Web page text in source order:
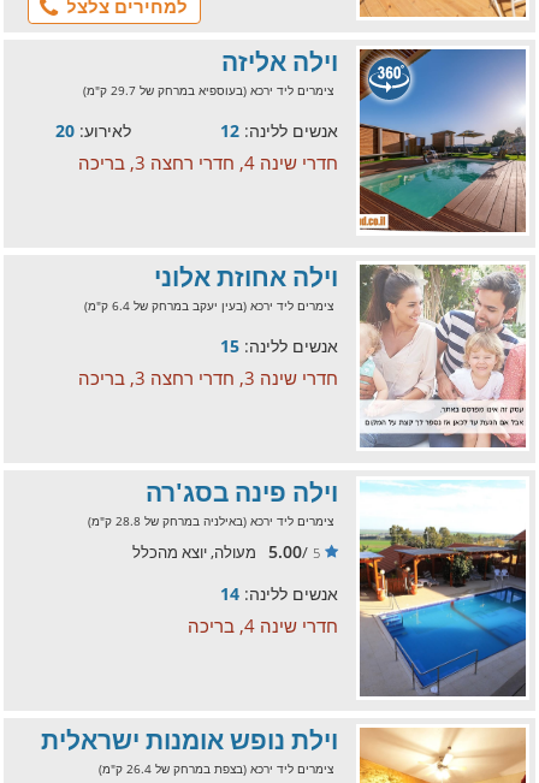
למחירים צלצל
וילה אליזה
צימרים ליד ירכא (בעוספיא במרחק של 29.7 ק"מ)
אנשים ללינה: 12 לאירוע: 20
חדרי שינה 4, חדרי רחצה 3, בריכה
וילה אחוזת אלוני
צימרים ליד ירכא (בעין יעקב במרחק של 6.4 ק"מ)
אנשים ללינה: 15
חדרי שינה 3, חדרי רחצה 3, בריכה
וילה פינה בסג'רה
צימרים ליד ירכא (באילניה במרחק של 28.8 ק"מ)
5
/
5.00 מעולה, יוצא מהכלל
אנשים ללינה: 14
חדרי שינה 4, בריכה
וילת נופש אומנות ישראלית
צימרים ליד ירכא (בצפת במרחק של 26.4 ק"מ)